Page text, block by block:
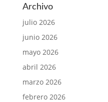
Archivo
julio 2026
junio 2026
mayo 2026
abril 2026
marzo 2026
febrero 2026